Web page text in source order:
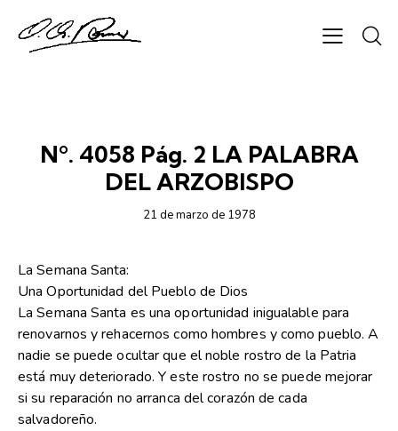
Nº. 4058 Pág. 2 LA PALABRA
DEL ARZOBISPO
21 de marzo de 1978
La Semana Santa:
Una Oportunidad del Pueblo de Dios
La Semana Santa es una oportunidad inigualable para
renovarnos y rehacernos como hombres y como pueblo. A
nadie se puede ocultar que el noble rostro de la Patria
está muy deteriorado. Y este rostro no se puede mejorar
si su reparación no arranca del corazón de cada
salvadoreño.